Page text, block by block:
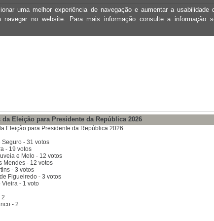
uma melhor experiência de navegação e aumentar a usabilidade
no website. Para mais informação consulte a informação
da Eleição para Presidente da República 2026
Eleição para Presidente da República 2026
Seguro - 31 votos
- 19 votos
e Melo - 12 votos
Mendes - 12 votos
- 3 votos
Figueiredo - 3 votos
Vieira - 1 voto
2
- 2